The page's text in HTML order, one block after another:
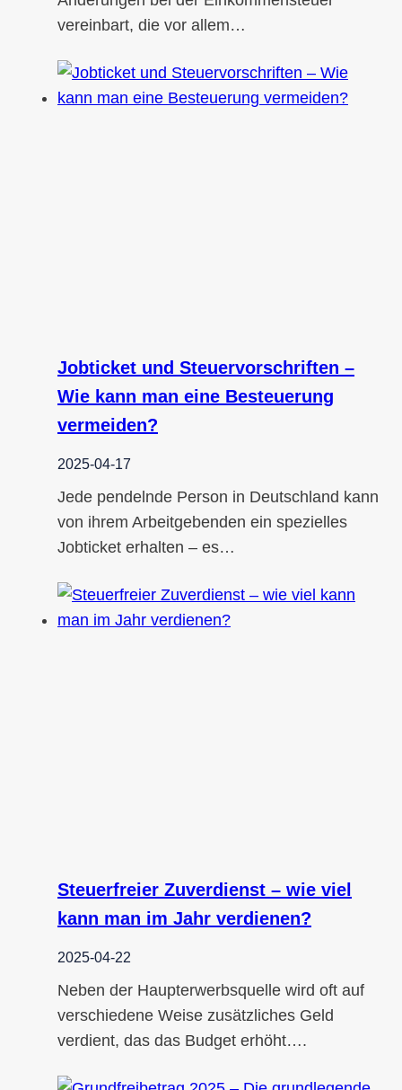
vereinbart, die vor allem…
Jobticket und Steuervorschriften –
Wie kann man eine Besteuerung
vermeiden?
2025-04-17
Jede pendelnde Person in Deutschland kann
von ihrem Arbeitgebenden ein spezielles
Jobticket erhalten – es…
Steuerfreier Zuverdienst – wie viel
kann man im Jahr verdienen?
2025-04-22
Neben der Haupterwerbsquelle wird oft auf
verschiedene Weise zusätzliches Geld
verdient, das das Budget erhöht….